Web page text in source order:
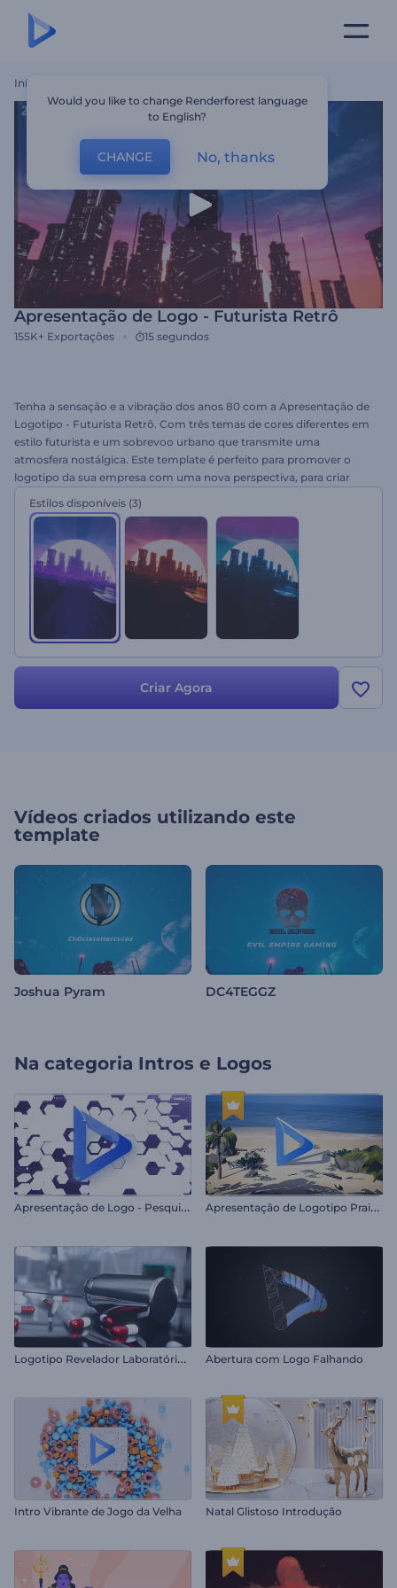
Início
Apresentação de Logo - Futurista Retrô
155K+ Exportações 15 segundos
Tenha a sensação e a vibração dos anos 80 com a Apresentação de
Logotipo - Futurista Retrô. Com três temas de cores diferentes em
estilo futurista e um sobrevoo urbano que transmite uma
atmosfera nostálgica. Este template é perfeito para promover o
logotipo da sua empresa com uma nova perspectiva, para criar
muito mais. Faça seu vídeo personalizado apenas adicionando seu
logotipo, texto e uma faixa de música. Experimente grátis!
Estilos disponíveis (3)
Criar Agora
Vídeos criados utilizando este
template
Joshua Pyram DC4TEGGZ
Na categoria Intros e Logos
A
presentação de Logo - Pesquisa na Internet A
presentação de Logotipo Praia Tropical
L
ogotipo Revelador Laboratório Ciências Abertura com Logo Falhando
Intro Vibrante de Jogo da Velha Natal Glistoso Introdução
Would you like to change Renderforest language
to English?
CHANGE No, thanks